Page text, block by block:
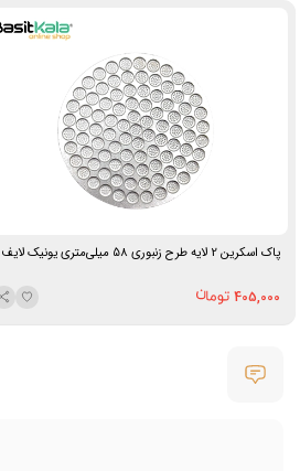
پاک اسکرین 2 لایه طرح زنبوری 58 میلی‌متری یونیک لایف
405,000